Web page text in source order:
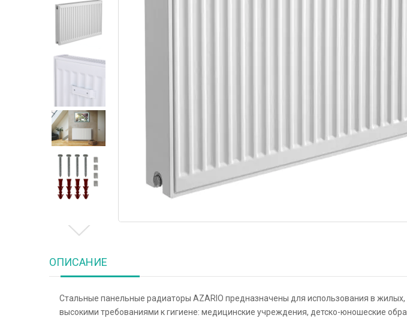
ОПИСАНИЕ
Стальные панельные радиаторы AZARIO предназначены для использования в
высокими требованиями к гигиене: медицинские учреждения, детско-юношеские